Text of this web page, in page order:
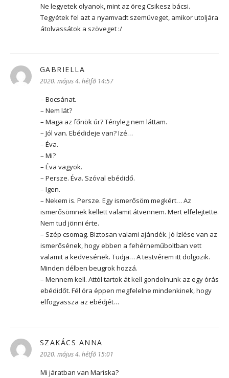
Ne legyetek olyanok, mint az öreg Csikesz bácsi.
Tegyétek fel azt a nyamvadt szemüveget, amikor utoljára
átolvassátok a szöveget :/
GABRIELLA
2020. május 4. hétfő 14:57
– Bocsánat.
– Nem lát?
– Maga az főnök úr? Tényleg nem láttam.
– Jól van. Ebédideje van? Izé…
– Éva.
– Mi?
– Éva vagyok.
– Persze. Éva. Szóval ebédidő.
– Igen.
– Nekem is. Persze. Egy ismerősöm megkért… Az
ismerősömnek kellett valamit átvennem. Mert elfelejtette.
Nem tud jönni érte.
– Szép csomag. Biztosan valami ajándék. Jó ízlése van az
ismerősének, hogy ebben a fehérneműboltban vett
valamit a kedvesének. Tudja… A testvérem itt dolgozik.
Minden délben beugrok hozzá.
– Mennem kell. Attól tartok át kell gondolnunk az egy órás
ebédidőt. Fél óra éppen megfelelne mindenkinek, hogy
elfogyassza az ebédjét…
SZAKÁCS ANNA
2020. május 4. hétfő 15:01
Mi járatban van Mariska?